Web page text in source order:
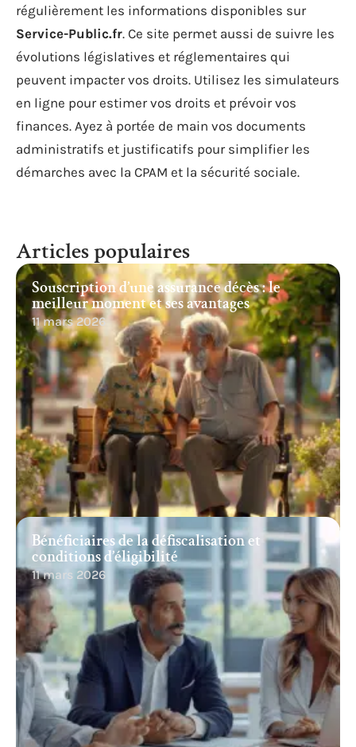
régulièrement les informations disponibles sur
Service-Public.fr. Ce site permet aussi de suivre les
évolutions législatives et réglementaires qui
peuvent impacter vos droits. Utilisez les simulateurs
en ligne pour estimer vos droits et prévoir vos
finances. Ayez à portée de main vos documents
administratifs et justificatifs pour simplifier les
démarches avec la CPAM et la sécurité sociale.
Articles populaires
Souscription d’une assurance décès : le
meilleur moment et ses avantages
11 mars 2026
Bénéficiaires de la défiscalisation et
conditions d’éligibilité
11 mars 2026